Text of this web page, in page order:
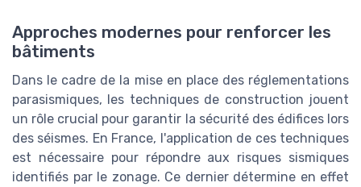
Approches modernes pour renforcer les
bâtiments
Dans le cadre de la mise en place des réglementations
parasismiques, les techniques de construction jouent
un rôle crucial pour garantir la sécurité des édifices lors
des séismes. En France, l'application de ces techniques
est nécessaire pour répondre aux risques sismiques
identifiés par le zonage. Ce dernier détermine en effet